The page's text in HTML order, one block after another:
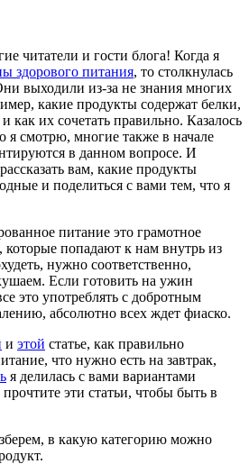
читатели и гости блога! Когда я
здорового питания, то столкнулась
выходили из-за не знания многих
какие продукты содержат белки,
как их сочетать правильно. Казалось
я смотрю, многие также в начале
в данном вопросе. И
вам, какие продукты
и поделиться с вами тем, что я
питание это грамотное
которые попадают к нам внутрь из
нужно соответственно,
Если готовить на ужин
это употреблять с добротным
абсолютно всех ждет фиаско.
и этой статье, как правильно
что нужно есть на завтрак,
я делилась с вами вариантами
эти статьи, чтобы быть в
в какую категорию можно